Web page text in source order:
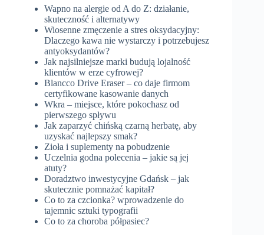
Wapno na alergie od A do Z: działanie,
skuteczność i alternatywy
Wiosenne zmęczenie a stres oksydacyjny:
Dlaczego kawa nie wystarczy i potrzebujesz
antyoksydantów?
Jak najsilniejsze marki budują lojalność
klientów w erze cyfrowej?
Blancco Drive Eraser – co daje firmom
certyfikowane kasowanie danych
Wkra – miejsce, które pokochasz od
pierwszego spływu
Jak zaparzyć chińską czarną herbatę, aby
uzyskać najlepszy smak?
Zioła i suplementy na pobudzenie
Uczelnia godna polecenia – jakie są jej
atuty?
Doradztwo inwestycyjne Gdańsk – jak
skutecznie pomnażać kapitał?
Co to za czcionka? wprowadzenie do
tajemnic sztuki typografii
Co to za choroba półpasiec?